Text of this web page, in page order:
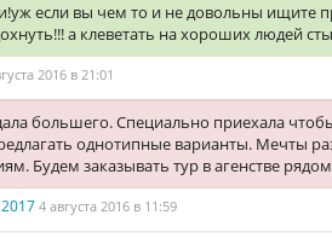
если вы чем то и не довольны ищите
а клеветать на хороших людей
2016 в 21:01
большего. Специально приехала
однотипные варианты. Мечты
Будем заказывать тур в агенстве
4 августа 2016 в 11:59